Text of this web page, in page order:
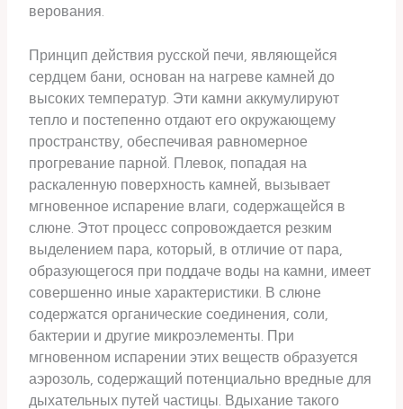
верования.
Принцип действия русской печи, являющейся
сердцем бани, основан на нагреве камней до
высоких температур. Эти камни аккумулируют
тепло и постепенно отдают его окружающему
пространству, обеспечивая равномерное
прогревание парной. Плевок, попадая на
раскаленную поверхность камней, вызывает
мгновенное испарение влаги, содержащейся в
слюне. Этот процесс сопровождается резким
выделением пара, который, в отличие от пара,
образующегося при поддаче воды на камни, имеет
совершенно иные характеристики. В слюне
содержатся органические соединения, соли,
бактерии и другие микроэлементы. При
мгновенном испарении этих веществ образуется
аэрозоль, содержащий потенциально вредные для
дыхательных путей частицы. Вдыхание такого